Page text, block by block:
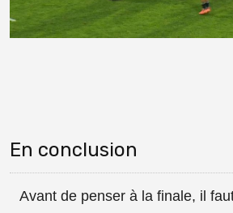
En conclusion
Avant de penser à la finale, il